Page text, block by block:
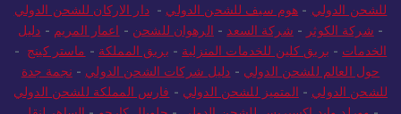
للشحن الدولي - هوم سيف للشحن الدولي -دار الاركان للشحن الدولي
- شركة الكوثر - شركة السعد - الرهوان للشحن - اعمار المريم - دليل
الخدمات - بريق كلين للخدمات المنزلية - بريق المملكة - ماستر كينج -
حول العالم للشحن الدولي - دليل شركات الشحن الدولي - نجمة جدة
للشحن الدولي - المتميز للشحن الدولي - فارس المملكة للشحن الدولي